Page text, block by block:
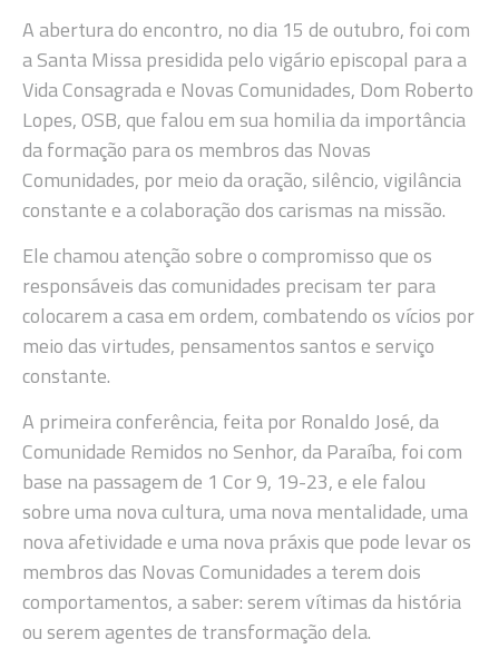
A abertura do encontro, no dia 15 de outubro, foi com
a Santa Missa presidida pelo vigário episcopal para a
Vida Consagrada e Novas Comunidades, Dom Roberto
Lopes, OSB, que falou em sua homilia da importância
da formação para os membros das Novas
Comunidades, por meio da oração, silêncio, vigilância
constante e a colaboração dos carismas na missão.
Ele chamou atenção sobre o compromisso que os
responsáveis das comunidades precisam ter para
colocarem a casa em ordem, combatendo os vícios por
meio das virtudes, pensamentos santos e serviço
constante.
A primeira conferência, feita por Ronaldo José, da
Comunidade Remidos no Senhor, da Paraíba, foi com
base na passagem de 1 Cor 9, 19-23, e ele falou
sobre uma nova cultura, uma nova mentalidade, uma
nova afetividade e uma nova práxis que pode levar os
membros das Novas Comunidades a terem dois
comportamentos, a saber: serem vítimas da história
ou serem agentes de transformação dela.